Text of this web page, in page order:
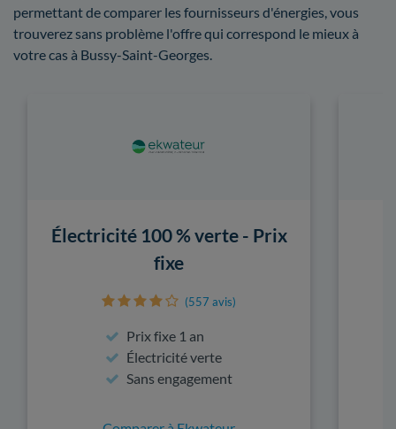
permettant de comparer les fournisseurs d'énergies, vous
trouverez sans problème l'offre qui correspond le mieux à
votre cas à Bussy-Saint-Georges.
Électricité 100 % verte - Prix
fixe
(557 avis)
Prix fixe 1 an
Électricité verte
Sans engagement